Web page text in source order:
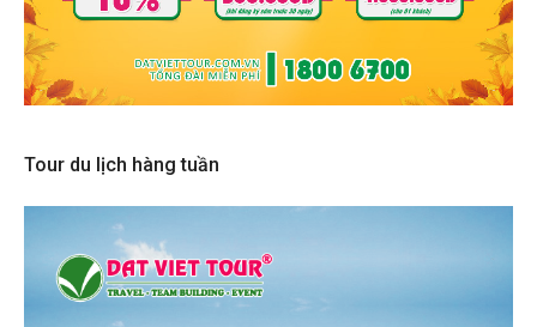
Tour du lịch hàng tuần